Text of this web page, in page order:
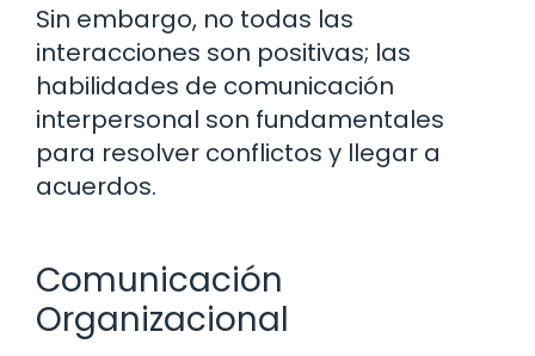
Sin embargo, no todas las
interacciones son positivas; las
habilidades de comunicación
interpersonal son fundamentales
para resolver conflictos y llegar a
acuerdos.
Comunicación
Organizacional